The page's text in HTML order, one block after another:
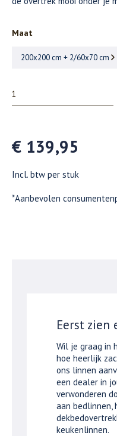
Maat
200x200 cm + 2/60x70 cm
€ 139,95
Incl. btw per stuk
*Aanbevolen
Eerst zien
Wil je graag in
hoe heerlijk
ons linnen
een dealer in
verwonderen
aan bedlinnen,
keukenlinnen.